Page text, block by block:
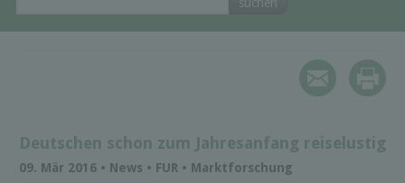
Deutschen schon zum Jahresanfang reiselustig
09. Mär 2016 • News • FUR • Marktforschung